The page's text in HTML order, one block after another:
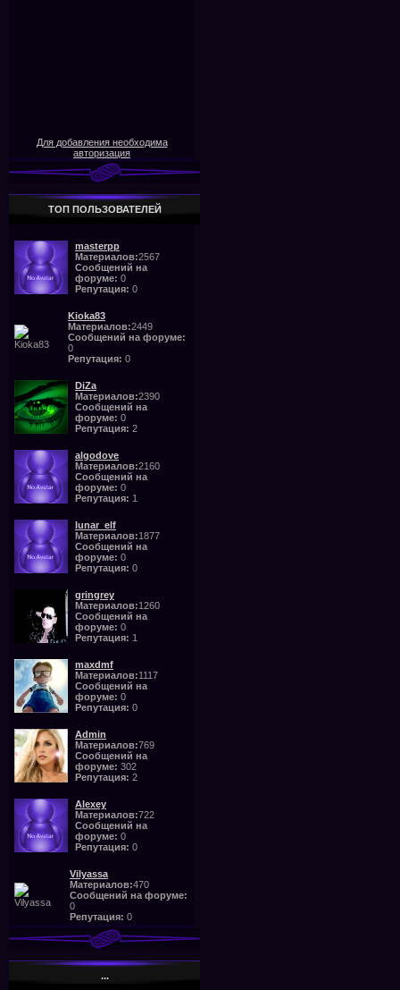
Для добавления необходима
авторизация
ТОП ПОЛЬЗОВАТЕЛЕЙ
masterpp
Материалов:2567
Сообщений на
форуме: 0
Репутация: 0
Kioka83
Материалов:2449
Сообщений на форуме:
0
Репутация: 0
DiZa
Материалов:2390
Сообщений на
форуме: 0
Репутация: 2
algodove
Материалов:2160
Сообщений на
форуме: 0
Репутация: 1
lunar_elf
Материалов:1877
Сообщений на
форуме: 0
Репутация: 0
gringrey
Материалов:1260
Сообщений на
форуме: 0
Репутация: 1
maxdmf
Материалов:1117
Сообщений на
форуме: 0
Репутация: 0
Admin
Материалов:769
Сообщений на
форуме: 302
Репутация: 2
Alexey
Материалов:722
Сообщений на
форуме: 0
Репутация: 0
Vilyassa
Материалов:470
Сообщений на форуме:
0
Репутация: 0
...